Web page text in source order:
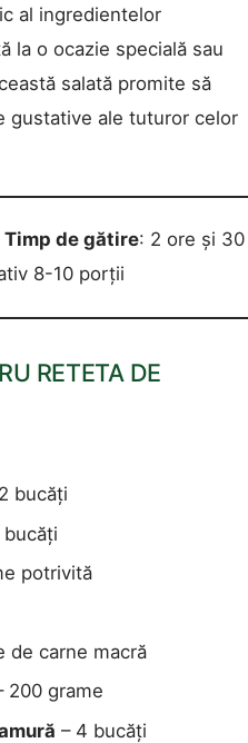
al ingredientelor
la o ocazie specială sau
salată promite să
gustative ale tuturor celor
Timp de gătire: 2 ore și 30
8-10 porții
RETETA DE
bucăți
bucăți
potrivită
de carne macră
200 grame
– 4 bucăți